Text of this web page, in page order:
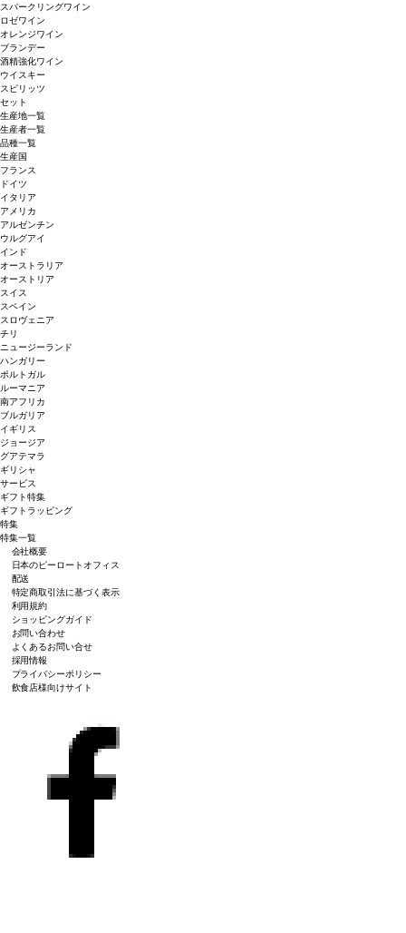
スパークリングワイン
ロゼワイン
オレンジワイン
ブランデー
酒精強化ワイン
ウイスキー
スピリッツ
セット
生産地一覧
生産者一覧
品種一覧
生産国
フランス
ドイツ
イタリア
アメリカ
アルゼンチン
ウルグアイ
インド
オーストラリア
オーストリア
スイス
スペイン
スロヴェニア
チリ
ニュージーランド
ハンガリー
ポルトガル
ルーマニア
南アフリカ
ブルガリア
イギリス
ジョージア
グアテマラ
ギリシャ
サービス
ギフト特集
ギフトラッピング
特集
特集一覧
会社概要
日本のピーロートオフィス
配送
特定商取引法に基づく表示
利用規約
ショッピングガイド
お問い合わせ
よくあるお問い合せ
採用情報
プライバシーポリシー
飲食店様向けサイト